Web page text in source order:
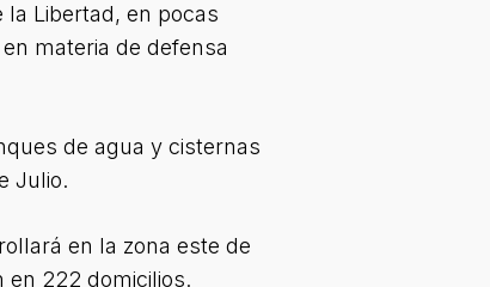
Libertad, en pocas
materia de defensa
de agua y cisternas
Julio.
en la zona este de
en 222 domicilios.